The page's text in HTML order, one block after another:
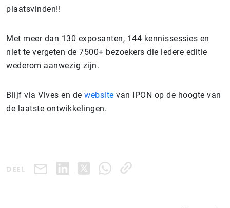
plaatsvinden!!
Met meer dan 130 exposanten, 144 kennissessies en
niet te vergeten de 7500+ bezoekers die iedere editie
wederom aanwezig zijn.
Blijf via Vives en de website van IPON op de hoogte van
de laatste ontwikkelingen.
DEEL